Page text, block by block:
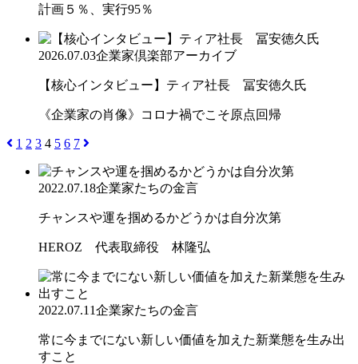
計画５％、実行95％
2026.07.03企業家倶楽部アーカイブ
【核心インタビュー】ティア社長 冨安徳久氏
《企業家の肖像》コロナ禍でこそ原点回帰
1 2 3 4 5 6 7
2022.07.18企業家たちの金言
チャンスや運を掴めるかどうかは自分次第
HEROZ 代表取締役 林隆弘
2022.07.11企業家たちの金言
常に今までにない新しい価値を加えた新業態を生み出
すこと